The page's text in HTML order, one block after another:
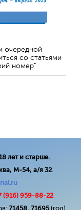
очередной
со статьями
номер"
лет и старше.
М-54, а/я 32.
(916) 959-88-22
71458, 71695(год)